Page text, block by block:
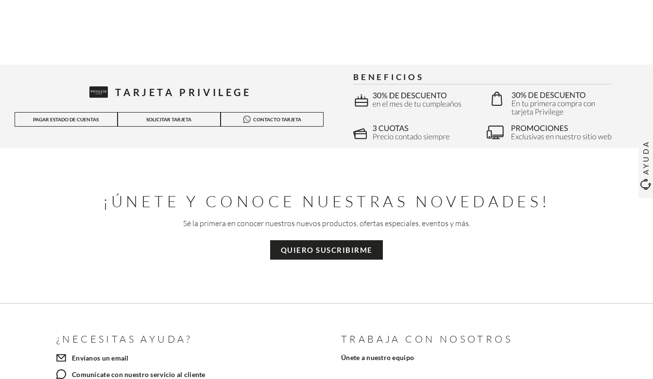
AYUDA
TARJETA PRIVILEGE
PAGAR ESTADO DE CUENTAS SOLICITAR TARJETA CONTACTO TARJETA
BENEFICIOS
¡ÚNETE Y CONOCE NUESTRAS NOVEDADES!
Sé la primera en conocer nuestros nuevos productos, ofertas especiales, eventos y más.
QUIERO SUSCRIBIRME
¿NECESITAS AYUDA?
Envíanos un email
Comunícate con nuestro servicio al cliente
TRABAJA CON NOSOTROS
Únete a nuestro equipo